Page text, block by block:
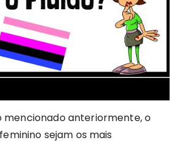
mencionado anteriormente, o
sejam os mais